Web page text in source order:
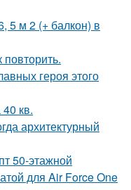
5 м 2 (+ балкон) в
героя этого
кв.
архитектурный
50-этажной
для Air Force One